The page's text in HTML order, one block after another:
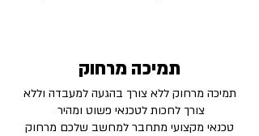
תמיכה מרחוק
תמיכה מרחוק ללא צורך בהגעה למעבדה וללא
צורך לחכות לטכנאי פשוט ומהיר
טכנאי מקצועי מתחבר למחשב שלכם מרחוק